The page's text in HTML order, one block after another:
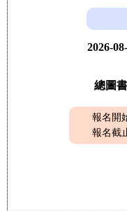
2026-
總圖
報名開
報名截